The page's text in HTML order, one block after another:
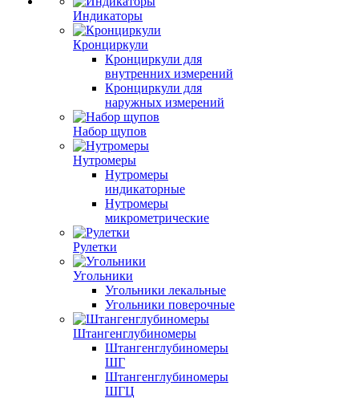
Индикаторы
Кронциркули
Кронциркули для
внутренних измерений
Кронциркули для
наружных измерений
Набор щупов
Нутромеры
Нутромеры
индикаторные
Нутромеры
микрометрические
Рулетки
Угольники
Угольники лекальные
Угольники поверочные
Штангенглубиномеры
Штангенглубиномеры
ШГ
Штангенглубиномеры
ШГЦ